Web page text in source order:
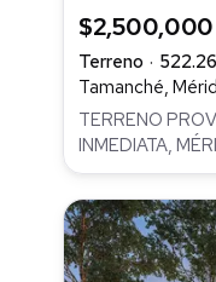
$2,500,000
Terreno
Tamanché,
TERRENO
INMEDIATA,